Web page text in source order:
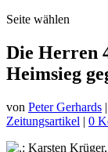
Seite wählen
Die Herren
Heimsieg
von Peter Gerhards |
Zeitungsartikel | 0